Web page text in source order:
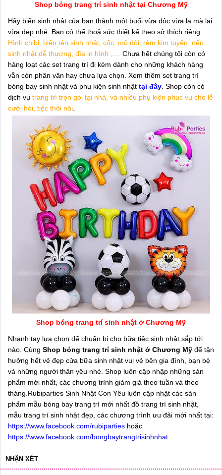
Shop bóng trang trí sinh nhật tại Chương Mỹ
Hãy biến sinh nhật của bạn thành một buổi vừa độc vừa lạ mà lại
vừa đẹp nhé. Bạn có thể thoả sức thiết kế theo sở thích riêng:
Hình chibi, biển tên sinh nhật, cốc, mũ đội, rèm kim tuyến, nến
sinh nhật dễ thương, đĩa in hình ,.... Chưa hết chúng tôi còn có
hàng loạt các set trang trí đi kèm dành cho những khách hàng
vẫn còn phân vân hay chưa lựa chọn. Xem thêm set trang trí
bóng bay sinh nhật và phụ kiện sinh nhật tại đây . Shop còn có
dịch vụ trang trí trọn gói tại nhà, và nhiều phụ kiện phục vụ cho lễ
cưới hỏi, tiệc thôi nôi
Shop bóng trang trí sinh nhật ở Chương Mỹ
Nhanh tay lựa chọn để chuẩn bị cho bữa tiệc sinh nhật sắp tới
nào. Cùng Shop bóng trang trí sinh nhật ở Chương Mỹ để tận
hưởng hết vẻ đẹp cửa bữa sinh nhật vui vẻ bên gia đình, bạn bè
và những người thân yêu nhé. Shop luôn cập nhập những sản
phẩm mới nhất, các chương trình giảm giá theo tuần và theo
tháng.Rubiparties Sinh Nhật Con Yêu luôn cập nhật các sản
phẩm mẫu bóng bay trang trí mới nhất đồ trang trí sinh nhật,
mẫu trang trí sinh nhật đẹp, các chương trình ưu đãi mới nhất tại:
https://www.facebook.com/rubiparties hoặc
https://www.facebook.com/bongbaytrangtrisinhnhat
NHẬN XÉT